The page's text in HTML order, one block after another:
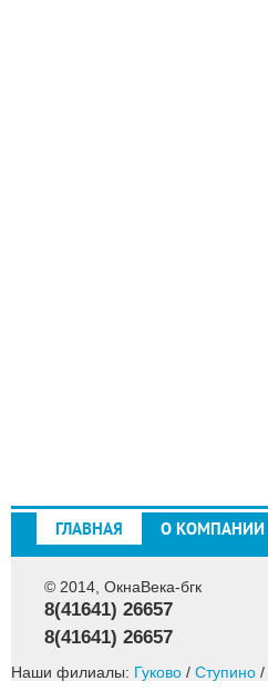
ГЛАВНАЯ О КОМПАНИИ
© 2014, ОкнаВека-бгк
8(41641) 26657
8(41641) 26657
Наши филиалы: Гуково / Ступино /